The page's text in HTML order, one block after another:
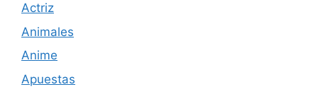
Actriz
Animales
Anime
Apuestas